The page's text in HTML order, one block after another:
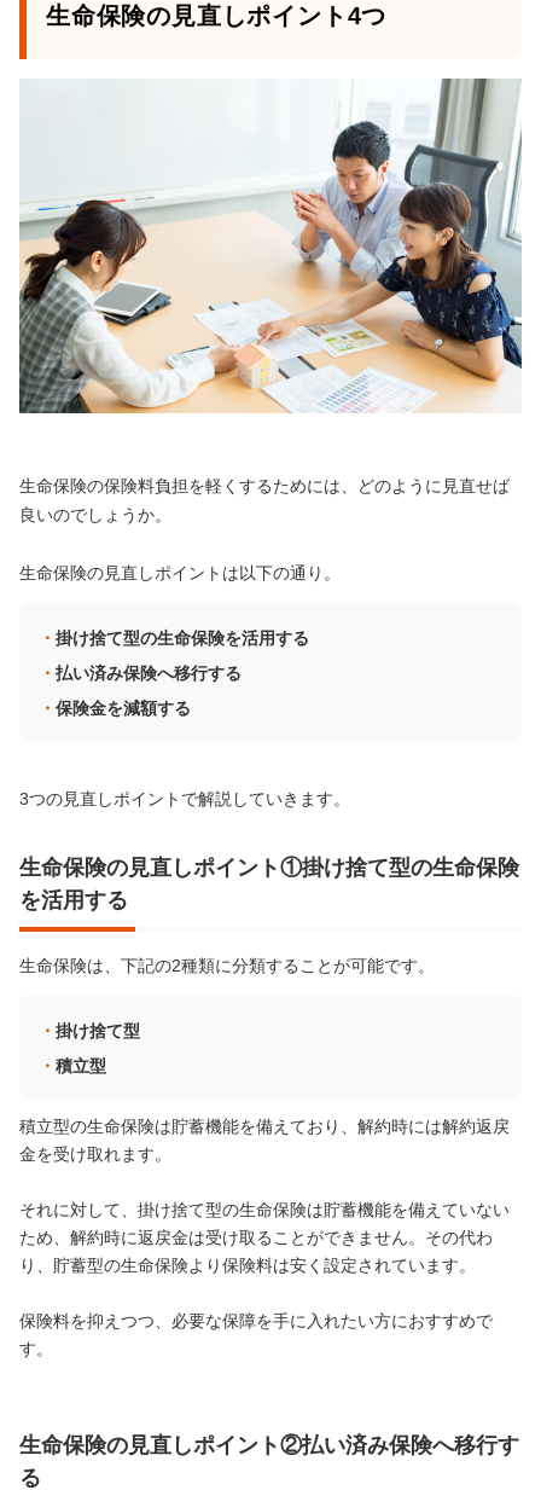
生命保険の見直しポイント4つ
生命保険の保険料負担を軽くするためには、どのように見直せば
良いのでしょうか。
生命保険の見直しポイントは以下の通り。
掛け捨て型の生命保険を活用する
払い済み保険へ移行する
保険金を減額する
3つの見直しポイントで解説していきます。
生命保険の見直しポイント①掛け捨て型の生命保険
を活用する
生命保険は、下記の2種類に分類することが可能です。
掛け捨て型
積立型
積立型の生命保険は貯蓄機能を備えており、解約時には解約返戻
金を受け取れます。
それに対して、掛け捨て型の生命保険は貯蓄機能を備えていない
ため、解約時に返戻金は受け取ることができません。その代わ
り、貯蓄型の生命保険より保険料は安く設定されています。
保険料を抑えつつ、必要な保障を手に入れたい方におすすめで
す。
生命保険の見直しポイント②払い済み保険へ移行す
る